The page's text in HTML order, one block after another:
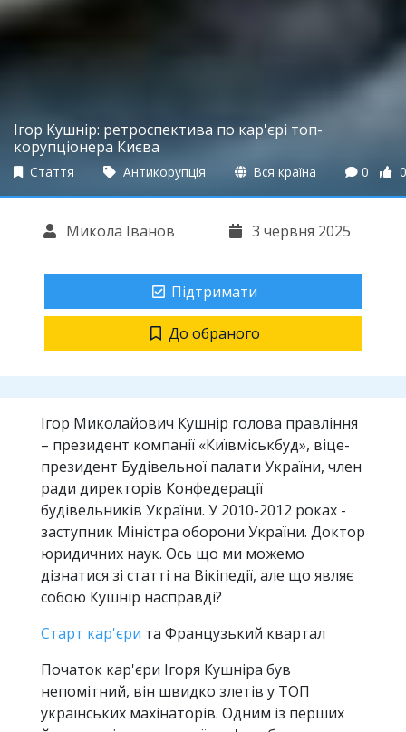
Ігор Кушнір: ретроспектива по кар'єрі топ-
корупціонера Києва
Стаття Антикорупція Вся країна 0 0
Микола Іванов 3 червня 2025
Підтримати
До обраного
Ігор Миколайович Кушнір голова правління
– президент компанії «Київміськбуд», віце-
президент Будівельної палати України, член
ради директорів Конфедерації
будівельників України. У 2010-2012 роках -
заступник Міністра оборони України. Доктор
юридичних наук. Ось що ми можемо
дізнатися зі статті на Вікіпедії, але що являє
собою Кушнір насправді?
Старт кар'єри та Французький квартал
Початок кар'єри Ігоря Кушніра був
непомітний, він швидко злетів у ТОП
українських махінаторів. Одним із перших